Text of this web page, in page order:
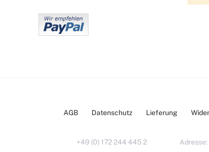
AGB Datenschutz Lieferung
+49 (0) 172 244 445 2